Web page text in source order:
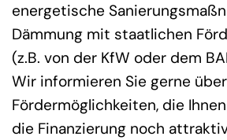
energetische
Dämmung mit staatlichen
(z.B. von der KfW oder dem
Wir informieren Sie gerne
Fördermöglichkeiten, die
die Finanzierung noch